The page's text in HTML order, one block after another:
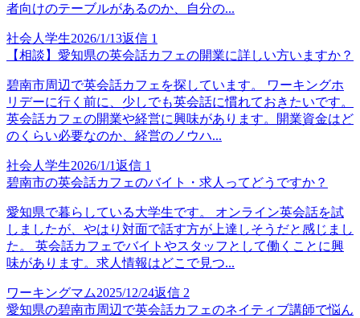
者向けのテーブルがあるのか、自分の...
社会人学生2026/1/13返信 1
【相談】愛知県の英会話カフェの開業に詳しい方いますか？
碧南市周辺で英会話カフェを探しています。 ワーキングホ
リデーに行く前に、少しでも英会話に慣れておきたいです。
英会話カフェの開業や経営に興味があります。開業資金はど
のくらい必要なのか、経営のノウハ...
社会人学生2026/1/1返信 1
碧南市の英会話カフェのバイト・求人ってどうですか？
愛知県で暮らしている大学生です。 オンライン英会話を試
しましたが、やはり対面で話す方が上達しそうだと感じまし
た。 英会話カフェでバイトやスタッフとして働くことに興
味があります。求人情報はどこで見つ...
ワーキングマム2025/12/24返信 2
愛知県の碧南市周辺で英会話カフェのネイティブ講師で悩ん